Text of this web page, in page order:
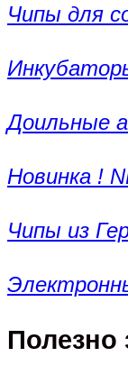
Чипы для
Доильные
Новинка !
Чипы из
Полезно